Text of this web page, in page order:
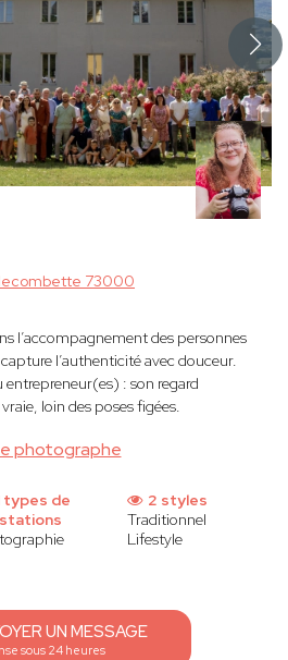
photographe
73000
l’accompagnement des personnes
capture l’authenticité avec douceur.
entrepreneur(es) : son regard
loin des poses figées.
types de
2 styles
Traditionnel
Lifestyle
UN MESSAGE
sous 24 heures